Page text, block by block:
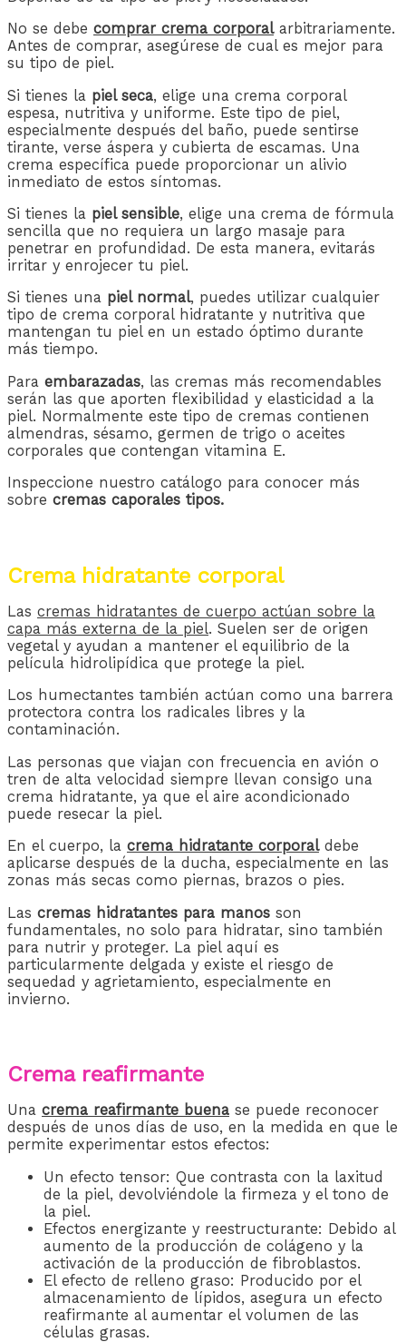
No se debe comprar crema corporalarbitrariamente.
Antes de comprar, asegúrese de cual es mejor para
su tipo de piel.
Si tienes la piel seca, elige una crema corporal
espesa, nutritiva y uniforme. Este tipo de piel,
especialmente después del baño, puede sentirse
tirante, verse áspera y cubierta de escamas. Una
crema específica puede proporcionar un alivio
inmediato de estos síntomas.
Si tienes la piel sensible, elige una crema de fórmula
sencilla que no requiera un largo masaje para
penetrar en profundidad. De esta manera, evitarás
irritar y enrojecer tu piel.
Si tienes una piel normal, puedes utilizar cualquier
tipo de crema corporal hidratante y nutritiva que
mantengan tu piel en un estado óptimo durante
más tiempo.
Para embarazadas, las cremas más recomendables
serán las que aporten flexibilidad y elasticidad a la
piel. Normalmente este tipo de cremas contienen
almendras, sésamo, germen de trigo o aceites
corporales que contengan vitamina E.
Inspeccione nuestro catálogo para conocer más
sobre cremas caporales tipos.
Crema hidratante corporal
Las cremas hidratantes de cuerpo actúan sobre la
capa más externa de la piel. Suelen ser de origen
vegetal y ayudan a mantener el equilibrio de la
película hidrolipídica que protege la piel.
Los humectantes también actúan como una barrera
protectora contra los radicales libres y la
contaminación.
Las personas que viajan con frecuencia en avión o
tren de alta velocidad siempre llevan consigo una
crema hidratante, ya que el aire acondicionado
puede resecar la piel.
En el cuerpo, la crema hidratante corporaldebe
aplicarse después de la ducha, especialmente en las
zonas más secas como piernas, brazos o pies.
Las cremas hidratantes para manos son
fundamentales, no solo para hidratar, sino también
para nutrir y proteger. La piel aquí es
particularmente delgada y existe el riesgo de
sequedad y agrietamiento, especialmente en
invierno.
Crema reafirmante
Una crema reafirmante buena se puede reconocer
después de unos días de uso, en la medida en que le
permite experimentar estos efectos:
Un efecto tensor: Que contrasta con la laxitud
de la piel, devolviéndole la firmeza y el tono de
la piel.
Efectos energizante y reestructurante: Debido al
aumento de la producción de colágeno y la
activación de la producción de fibroblastos.
El efecto de relleno graso: Producido por el
almacenamiento de lípidos, asegura un efecto
reafirmante al aumentar el volumen de las
células grasas.